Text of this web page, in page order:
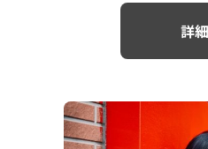
詳